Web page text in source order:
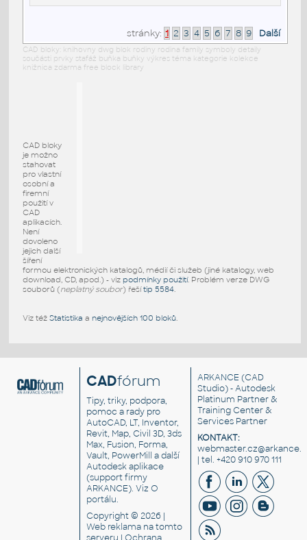
stránky: 1 2 3 4 5 6 7 8 9 Další
CAD bloky: knihovny dwg blok rodiny rodina family symboly detaily
součásti prvky stafáž buňka buňky výkres téma kategorie kolekce
knižnica zdarma free block library
CAD bloky
je možno
stahovat
pro vlastní
osobní a
firemní
použití v
CAD
aplikacích.
Není
dovoleno
jejich další
šíření
formou elektronických katalogů, médií či služeb (jiné katalogy, web
download, CD, apod.) - viz podmínky použití. Problém verze DWG
souborů (neplatný soubor) řešítip 5584.
Viz též Statistika a nejnovějších 100 bloků.
CADfórum
Tipy, triky, podpora,
pomoc a rady pro
AutoCAD, LT, Inventor,
Revit, Map, Civil 3D, 3ds
Max, Fusion, Forma,
Vault, PowerMill a další
Autodesk aplikace
(support firmy
ARKANCE). VizO
portálu.
Copyright © 2026 |
Web reklama na tomto
serveru |Ochrana
ARKANCE (CAD
Studio) - Autodesk
Platinum Partner &
Training Center &
Services Partner
KONTAKT:
| tel. +420 910 970 111